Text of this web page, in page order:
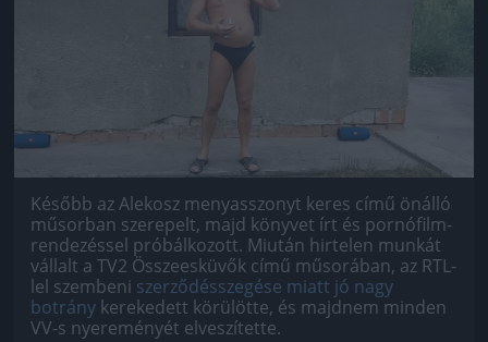
Később az Alekosz menyasszonyt keres című önálló
műsorban szerepelt, majd könyvet írt és pornófilm-
rendezéssel próbálkozott. Miután hirtelen munkát
vállalt a TV2 Összeesküvők című műsorában, az RTL-
lel szembeni szerződésszegése miatt jó nagy
botrány kerekedett körülötte, és majdnem minden
VV-s nyereményét elveszítette.